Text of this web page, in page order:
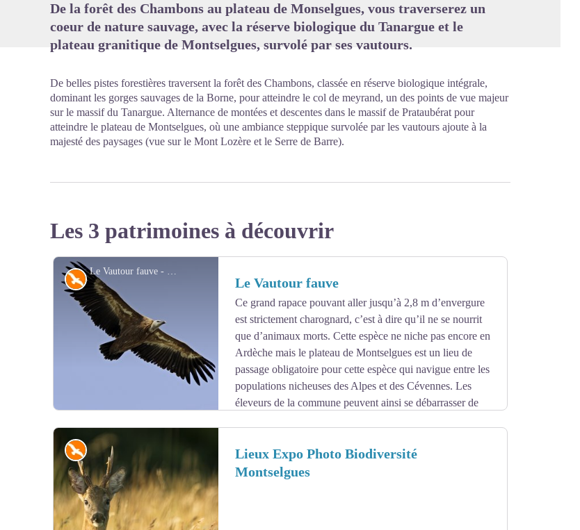
De la forêt des Chambons au plateau de Monselgues, vous traverserez un
coeur de nature sauvage, avec la réserve biologique du Tanargue et le
plateau granitique de Montselgues, survolé par ses vautours.
De belles pistes forestières traversent la forêt des Chambons, classée en réserve biologique intégrale,
dominant les gorges sauvages de la Borne, pour atteindre le col de meyrand, un des points de vue majeur
sur le massif du Tanargue. Alternance de montées et descentes dans le massif de Prataubérat pour
atteindre le plateau de Montselgues, où une ambiance steppique survolée par les vautours ajoute à la
majesté des paysages (vue sur le Mont Lozère et le Serre de Barre).
Les 3 patrimoines à découvrir
Le Vautour fauve - Fotolia© - Pixaterra
Voir l'image en plein écran
Faune Le Vautour fauve
Ce grand rapace pouvant aller jusqu’à 2,8 m d’envergure
est strictement charognard, c’est à dire qu’il ne se nourrit
que d’animaux morts. Cette espèce ne niche pas encore en
Ardèche mais le plateau de Montselgues est un lieu de
passage obligatoire pour cette espèce qui navigue entre les
populations nicheuses des Alpes et des Cévennes. Les
éleveurs de la commune peuvent ainsi se débarrasser de
leur disposition.
Faune
Lieux Expo Photo Biodiversité
Montselgues